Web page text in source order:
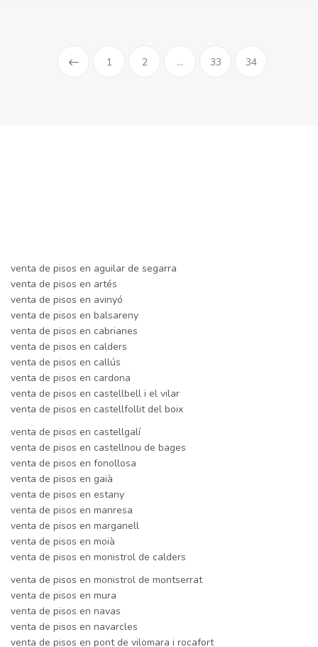
1 2 ... 33 34
venta de pisos en aguilar de segarra
venta de pisos en artés
venta de pisos en avinyó
venta de pisos en balsareny
venta de pisos en cabrianes
venta de pisos en calders
venta de pisos en callús
venta de pisos en cardona
venta de pisos en castellbell i el vilar
venta de pisos en castellfollit del boix
venta de pisos en castellgalí
venta de pisos en castellnou de bages
venta de pisos en fonollosa
venta de pisos en gaià
venta de pisos en estany
venta de pisos en manresa
venta de pisos en marganell
venta de pisos en moià
venta de pisos en monistrol de calders
venta de pisos en monistrol de montserrat
venta de pisos en mura
venta de pisos en navas
venta de pisos en navarcles
venta de pisos en pont de vilomara i rocafort